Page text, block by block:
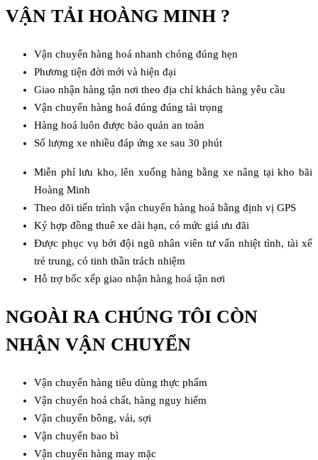
VẬN TẢI HOÀNG MINH ?
Vận chuyển hàng hoá nhanh chóng đúng hẹn
Phương tiện đời mới và hiện đại
Giao nhận hàng tận nơi theo địa chỉ khách hàng yêu cầu
Vận chuyển hàng hoá đúng đúng tải trọng
Hàng hoá luôn được bảo quản an toàn
Số lượng xe nhiều đáp ứng xe sau 30 phút
Miễn phí lưu kho, lên xuống hàng bằng xe nâng tại kho bãi
Hoàng Minh
Theo dõi tiến trình vận chuyển hàng hoá bằng định vị GPS
Ký hợp đồng thuê xe dài hạn, có mức giá ưu đãi
Được phục vụ bởi đội ngũ nhân viên tư vấn nhiệt tình, tài xế
trẻ trung, có tinh thần trách nhiệm
Hỗ trợ bốc xếp giao nhận hàng hoá tận nơi
NGOÀI RA CHÚNG TÔI CÒN
NHẬN VẬN CHUYỂN
Vận chuyển hàng tiêu dùng thực phẩm
Vận chuyển hoá chất, hàng nguy hiểm
Vận chuyển bông, vải, sợi
Vận chuyển bao bì
Vận chuyển hàng may mặc